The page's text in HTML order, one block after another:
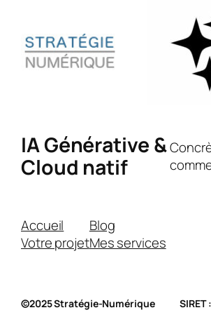
IA Générative &
Cloud natif
Accueil
Votre projet
Blog
Mes services
©2025 Stratégie-Numérique SIRET